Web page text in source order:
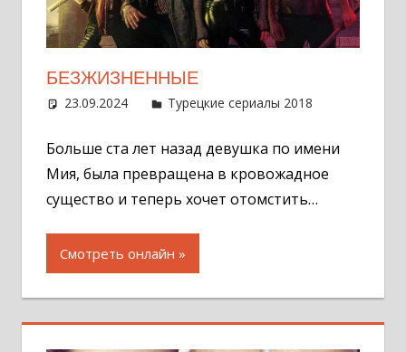
БЕЗЖИЗНЕННЫЕ
23.09.2024 Администратор
Турецкие сериалы 2018
Больше ста лет назад девушка по имени
Мия, была превращена в кровожадное
существо и теперь хочет отомстить…
Смотреть онлайн